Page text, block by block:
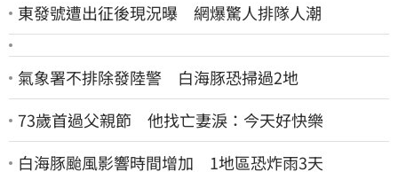
東發號遭出征後現況曝 網爆驚人排隊人潮
氣象署不排除發陸警 白海豚恐掃過2地
73歲首過父親節 他找亡妻淚：今天好快樂
白海豚颱風影響時間增加 1地區恐炸雨3天